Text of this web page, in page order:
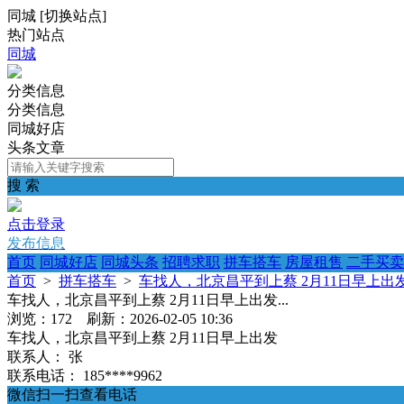
同城 [切换站点]
热门站点
同城
分类信息
分类信息
同城好店
头条文章
搜 索
点击登录
发布信息
首页 同城好店 同城头条 招聘求职 拼车搭车 房屋租售 二手买卖
首页 > 拼车搭车 > 车找人，北京昌平到上蔡 2月11日早上出
车找人，北京昌平到上蔡 2月11日早上出发...
浏览：172 刷新：2026-02-05 10:36
车找人，北京昌平到上蔡 2月11日早上出发
联系人：
张
联系电话：
185****9962
微信扫一扫查看电话